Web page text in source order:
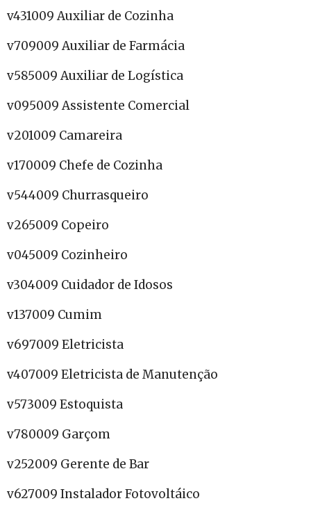
v431009 Auxiliar de Cozinha
v709009 Auxiliar de Farmácia
v585009 Auxiliar de Logística
v095009 Assistente Comercial
v201009 Camareira
v170009 Chefe de Cozinha
v544009 Churrasqueiro
v265009 Copeiro
v045009 Cozinheiro
v304009 Cuidador de Idosos
v137009 Cumim
v697009 Eletricista
v407009 Eletricista de Manutenção
v573009 Estoquista
v780009 Garçom
v252009 Gerente de Bar
v627009 Instalador Fotovoltáico